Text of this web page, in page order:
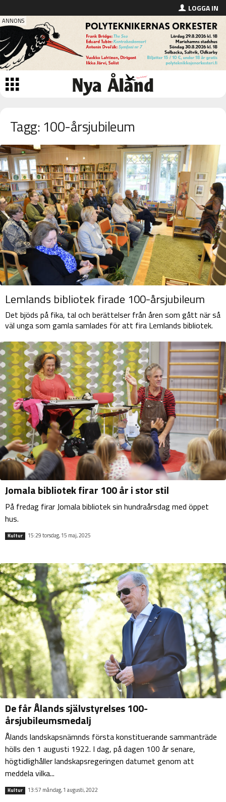
LOGGA IN
Tagg: 100-årsjubileum
Lemlands bibliotek firade 100-årsjubileum
Det bjöds på fika, tal och berättelser från åren som gått när så
väl unga som gamla samlades för att fira Lemlands bibliotek.
Jomala bibliotek firar 100 år i stor stil
På fredag firar Jomala bibliotek sin hundraårsdag med öppet
hus.
Kultur 15:29 torsdag, 15 maj, 2025
De får Ålands självstyrelses 100-
årsjubileumsmedalj
Ålands landskapsnämnds första konstituerande sammanträde
hölls den 1 augusti 1922. I dag, på dagen 100 år senare,
högtidlighåller landskapsregeringen datumet genom att
meddela vilka...
Kultur 13:57 måndag, 1 augusti, 2022